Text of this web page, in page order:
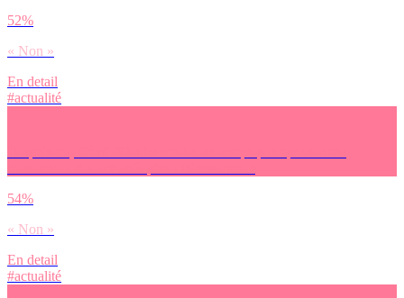
52%
« Non »
En detail
#actualité
54%
« Non »
En detail
#actualité